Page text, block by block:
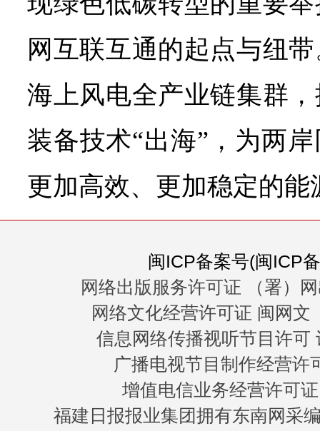
网互联互通的起点与纽
海上风电全产业链集群
装备技术“出海”，为两
更加高效、更加稳定的能
闽ICP备案号(闽ICP
网络出版服务许可证 （署）
网络文化经营许可证 闽网文
信息网络传播视听节目许可
广播电视节目制作经营许
增值电信业务经营许可
福建日报报业集团拥有东南网采